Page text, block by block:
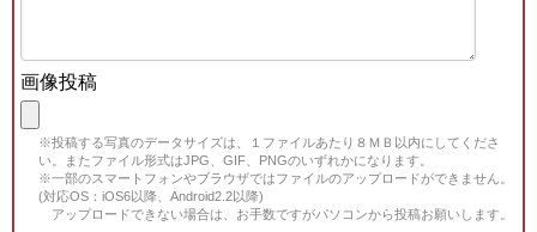
画像投稿
※投稿する写真のデータサイズは、１ファイルあたり８ＭＢ以内にしてくださ
い。またファイル形式はJPG、GIF、PNGのいずれかになります。
※一部のスマートフォンやブラウザではファイルのアップロードができません。
(対応OS：iOS6以降、Android2.2以降)
アップロードできない場合は、お手数ですがパソコンから投稿お願いします。